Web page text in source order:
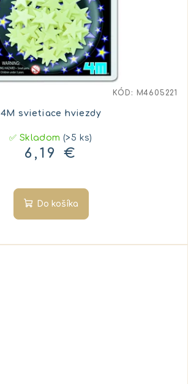
4M svietiace hviezdy
✅ Skladom(>5 ks)
6,19 €
Do košíka
KÓD: M4605221